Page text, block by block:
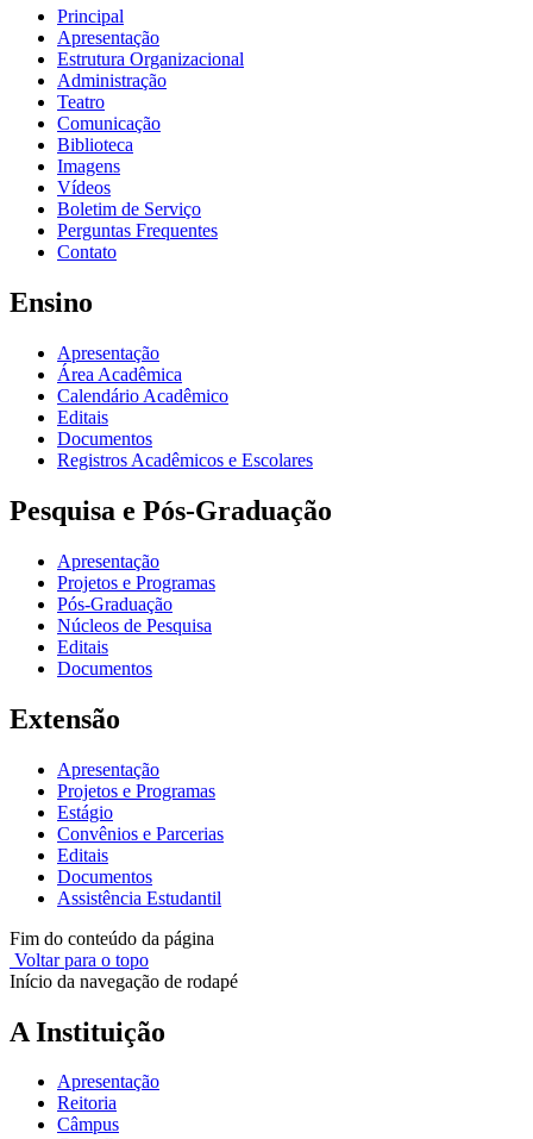
Principal
Apresentação
Estrutura Organizacional
Administração
Teatro
Comunicação
Biblioteca
Imagens
Vídeos
Boletim de Serviço
Perguntas Frequentes
Contato
Ensino
Apresentação
Área Acadêmica
Calendário Acadêmico
Editais
Documentos
Registros Acadêmicos e Escolares
Pesquisa e Pós-Graduação
Apresentação
Projetos e Programas
Pós-Graduação
Núcleos de Pesquisa
Editais
Documentos
Extensão
Apresentação
Projetos e Programas
Estágio
Convênios e Parcerias
Editais
Documentos
Assistência Estudantil
Fim do conteúdo da página
Voltar para o topo
Início da navegação de rodapé
A Instituição
Apresentação
Reitoria
Câmpus